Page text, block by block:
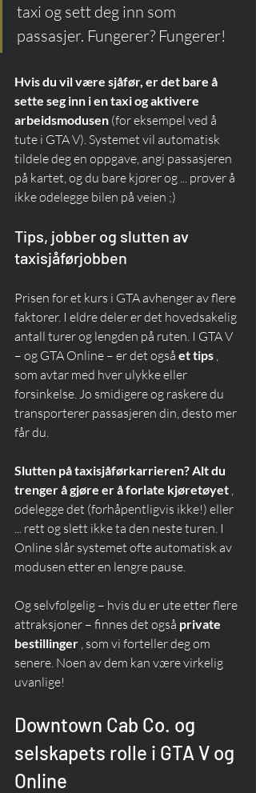
taxi og sett deg inn som
passasjer. Fungerer? Fungerer!
Hvis du vil være sjåfør, er det bare å
sette seg inn i en taxi og aktivere
arbeidsmodusen (for eksempel ved å
tute i GTA V). Systemet vil automatisk
tildele deg en oppgave, angi passasjeren
på kartet, og du bare kjører og ... prøver å
ikke ødelegge bilen på veien ;)
Tips, jobber og slutten av
taxisjåførjobben
Prisen for et kurs i GTA avhenger av flere
faktorer. I eldre deler er det hovedsakelig
antall turer og lengden på ruten. I GTA V
– og GTA Online – er det også et tips
som avtar med hver ulykke eller
forsinkelse. Jo smidigere og raskere du
transporterer passasjeren din, desto mer
får du.
Slutten på taxisjåførkarrieren? Alt du
trenger å gjøre er å forlate kjøretøyet
ødelegge det (forhåpentligvis ikke!) eller
... rett og slett ikke ta den neste turen. I
Online slår systemet ofte automatisk av
modusen etter en lengre pause.
Og selvfølgelig – hvis du er ute etter flere
attraksjoner – finnes det også private
bestillinger , som vi forteller deg om
senere. Noen av dem kan være virkelig
uvanlige!
Downtown Cab Co. og
selskapets rolle i GTA V og
Online